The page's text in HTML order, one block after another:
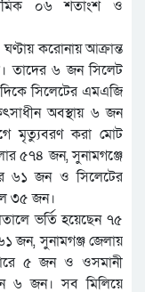
০৬ শতাংশ ও
করোনায় আক্রান্ত
তাদের ৬ জন সিলেট
সিলেটের এমএজি
অবস্থায় ৬ জন
মৃত্যুবরণ করা মোট
৫৭৪ জন, সুনামগঞ্জে
৬১ জন ও সিলেটের
৩৫ জন।
ভর্তি হয়েছেন ৭৫
জন, সুনামগঞ্জ জেলায়
৫ জন ও ওসমানী
৬ জন। সব মিলিয়ে